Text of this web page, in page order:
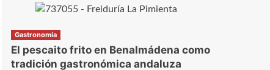
Gastronomía
El pescaito frito en Benalmádena como
tradición gastronómica andaluza